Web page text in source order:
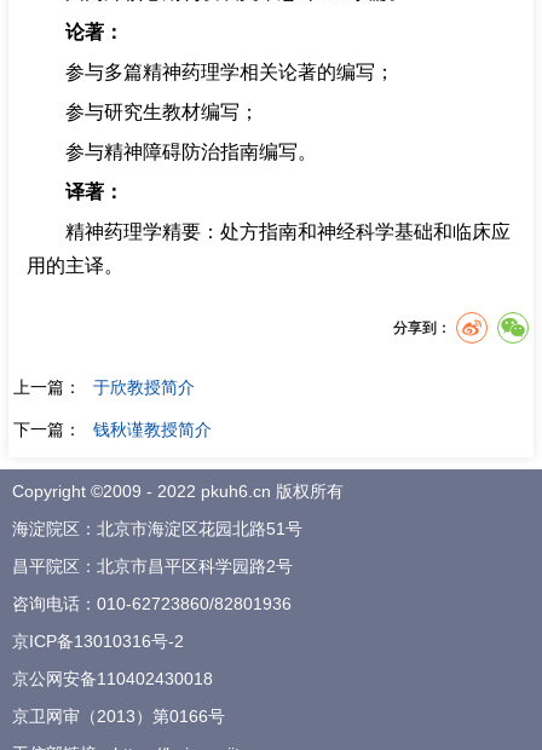
论著：
参与多篇精神药理学相关论著的编写；
参与研究生教材编写；
参与精神障碍防治指南编写。
译著：
精神药理学精要：处方指南和神经科学基础和临床应
用的主译。
分享到：
上一篇： 于欣教授简介
下一篇： 钱秋谨教授简介
Copyright ©2009 - 2022 pkuh6.cn 版权所有
海淀院区：北京市海淀区花园北路51号
昌平院区：北京市昌平区科学园路2号
咨询电话： 010-62723860/82801936
京ICP备13010316号-2
京公网安备110402430018
京卫网审（2013）第0166号